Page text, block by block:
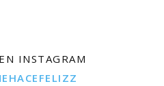
INSTAGRAM